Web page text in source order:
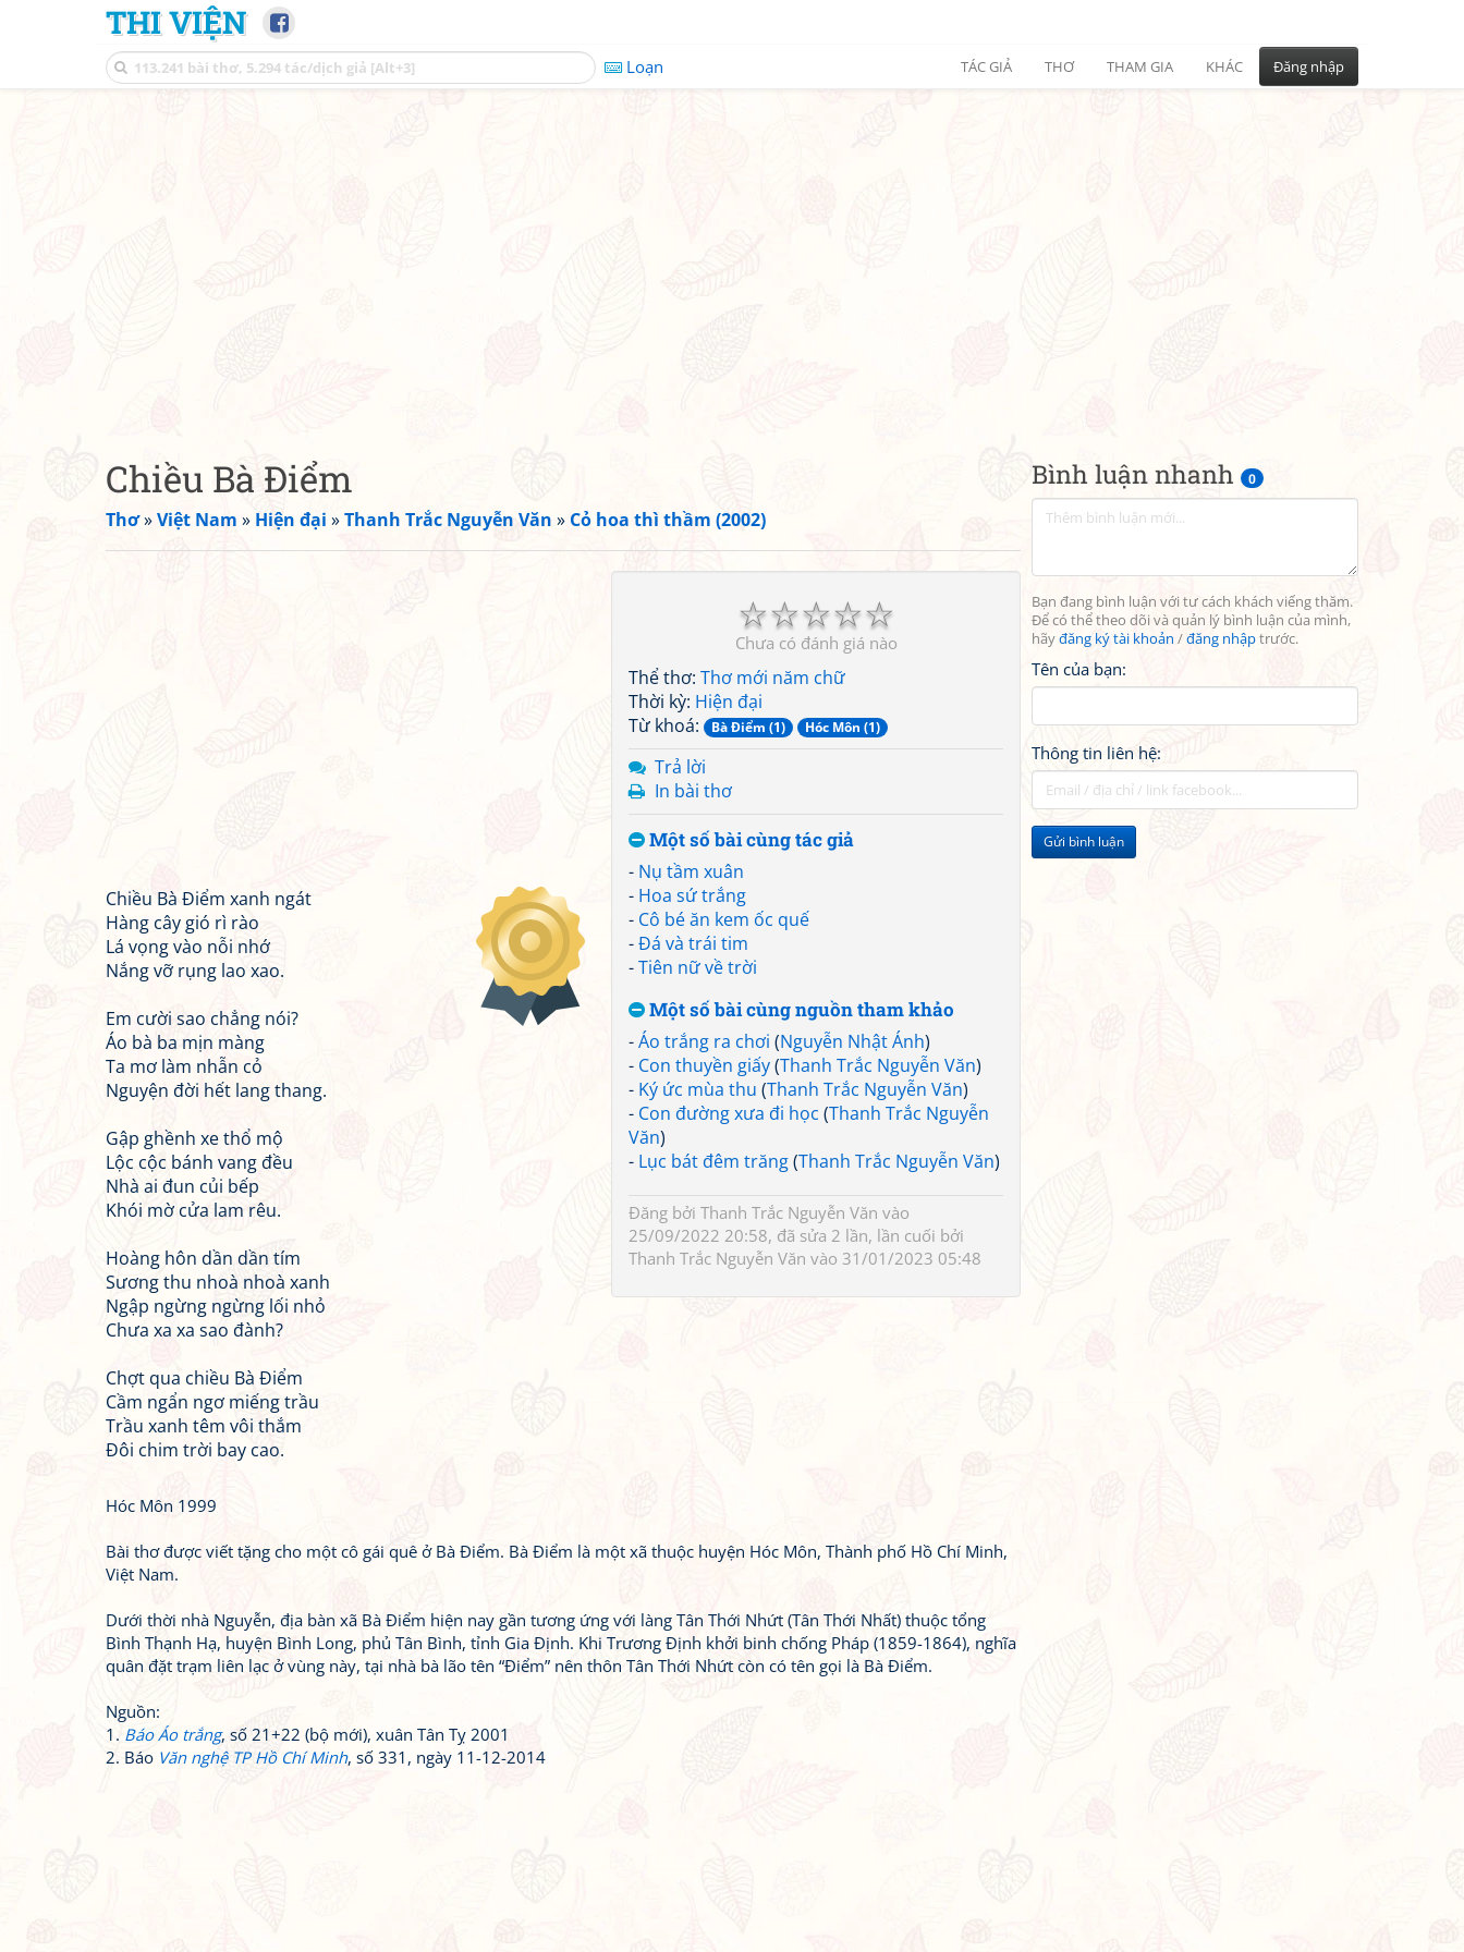
THI VIỆN
Loạn TÁC GIẢ THƠ THAM GIA KHÁC Đăng nhập
Bình luận nhanh 0
Bạn đang bình luận với tư cách khách viếng thăm.
Để có thể theo dõi và quản lý bình luận của mình,
hãyđăng ký tài khoản /đăng nhậptrước.
Tên của bạn:
Thông tin liên hệ:
Gửi bình luận
Chiều Bà Điểm
Thơ»Việt Nam » Hiện đại »Thanh Trắc Nguyễn Văn » Cỏ hoa thì thầm (2002)
☆
☆
☆
☆
☆
Chưa có đánh giá nào
Thể thơ: Thơ mới năm chữ
Thời kỳ: Hiện đại
Từ khoá:
Bà Điểm (1) Hóc Môn (1)
Trả lời
In bài thơ
Một số bài cùng tác giả
- Nụ tầm xuân
- Hoa sứ trắng
- Cô bé ăn kem ốc quế
-Đá và trái tim
-Tiên nữ về trời
Một số bài cùng nguồn tham khảo
-Áo trắng ra chơi (Nguyễn Nhật Ánh)
- Con thuyền giấy(Thanh Trắc Nguyễn Văn)
- Ký ức mùa thu (Thanh Trắc Nguyễn Văn)
- Con đường xưa đi học (Thanh Trắc Nguyễn
Văn)
- Lục bát đêm trăng(Thanh Trắc Nguyễn Văn)
Đăng bởi Thanh Trắc Nguyễn Văn vào
25/09/2022 20:58, đã sửa 2 lần, lần cuối bởi
Thanh Trắc Nguyễn Văn vào 31/01/2023 05:48
Chiều Bà Điểm xanh ngát
Hàng cây gió rì rào
Lá vọng vào nỗi nhớ
Nắng vỡ rụng lao xao.
Em cười sao chẳng nói?
Áo bà ba mịn màng
Ta mơ làm nhẫn cỏ
Nguyện đời hết lang thang.
Gập ghềnh xe thổ mộ
Lộc cộc bánh vang đều
Nhà ai đun củi bếp
Khói mờ cửa lam rêu.
Hoàng hôn dần dần tím
Sương thu nhoà nhoà xanh
Ngập ngừng ngừng lối nhỏ
Chưa xa xa sao đành?
Chợt qua chiều Bà Điểm
Cầm ngẩn ngơ miếng trầu
Trầu xanh têm vôi thắm
Đôi chim trời bay cao.
Hóc Môn 1999
Bài thơ được viết tặng cho một cô gái quê ở Bà Điểm. Bà Điểm là một xã thuộc huyện Hóc Môn, Thành phố Hồ Chí Minh,
Việt Nam.
Dưới thời nhà Nguyễn, địa bàn xã Bà Điểm hiện nay gần tương ứng với làng Tân Thới Nhứt (Tân Thới Nhất) thuộc tổng
Bình Thạnh Hạ, huyện Bình Long, phủ Tân Bình, tỉnh Gia Định. Khi Trương Định khởi binh chống Pháp (1859-1864), nghĩa
quân đặt trạm liên lạc ở vùng này, tại nhà bà lão tên “Điểm” nên thôn Tân Thới Nhứt còn có tên gọi là Bà Điểm.
Nguồn:
1. Báo Áo trắng, số 21+22 (bộ mới), xuân Tân Tỵ 2001
2. Báo Văn nghệ TP Hồ Chí Minh, số 331, ngày 11-12-2014